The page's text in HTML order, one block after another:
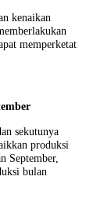
kenaikan
memperketat
sekutunya
produksi
September,
bulan